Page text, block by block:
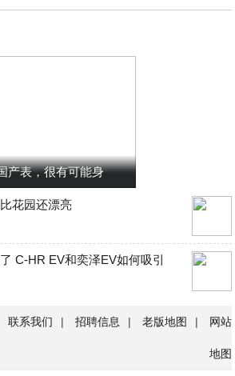
产表，很有可能身
花园还漂亮
C-HR EV和奕泽EV如何吸引
联系我们 | 招聘信息 | 老版地图 | 网站
地图